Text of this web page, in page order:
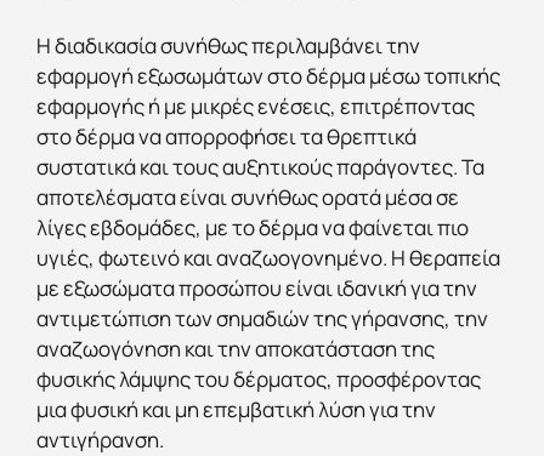
Η διαδικασία συνήθως περιλαμβάνει την
εφαρμογή εξωσωμάτων στο δέρμα μέσω τοπικής
εφαρμογής ή με μικρές ενέσεις, επιτρέποντας
στο δέρμα να απορροφήσει τα θρεπτικά
συστατικά και τους αυξητικούς παράγοντες. Τα
αποτελέσματα είναι συνήθως ορατά μέσα σε
λίγες εβδομάδες, με το δέρμα να φαίνεται πιο
υγιές, φωτεινό και αναζωογονημένο. Η θεραπεία
με εξωσώματα προσώπου είναι ιδανική για την
αντιμετώπιση των σημαδιών της γήρανσης, την
αναζωογόνηση και την αποκατάσταση της
φυσικής λάμψης του δέρματος, προσφέροντας
μια φυσική και μη επεμβατική λύση για την
αντιγήρανση.